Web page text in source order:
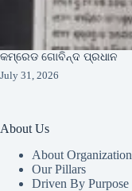
କମ୍ରେଡ ଗୋବିନ୍ଦ ପ୍ରଧାନ
July 31, 2026
About Us
About Organization
Our Pillars
Driven By Purpose​